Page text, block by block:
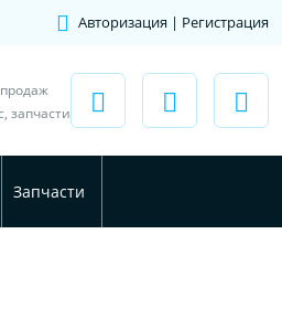
Авторизация | Регистрация
запчасти
Запчасти